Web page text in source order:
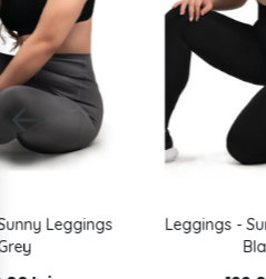
Leggings - Sunny Leggings